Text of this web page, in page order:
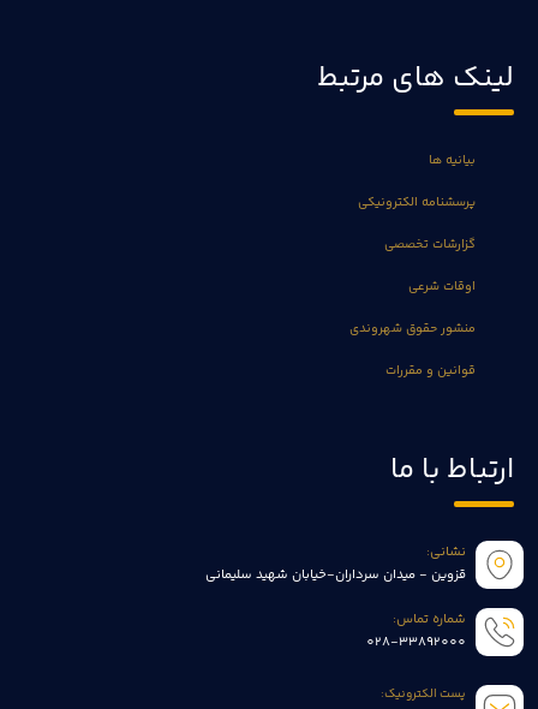
لینک های مرتبط
بیانیه ها
پرسشنامه الکترونیکی
گزارشات تخصصی
اوقات شرعی
منشور حقوق شهروندی
قوانین و مقررات
ارتباط با ما
نشانی:
قزوین - میدان سرداران-خیابان شهید سلیمانی
شماره تماس:
028-33892000
پست الکترونیک: